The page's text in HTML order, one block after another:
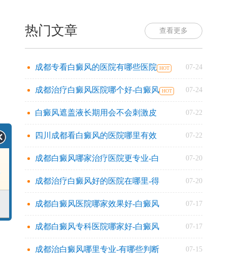
热门文章 查看更多
成都专看白癜风的医院有哪些医院 07-24
成都治疗白癜风医院哪个好-白癜风 07-24
白癜风遮盖液长期用会不会刺激皮 07-22
四川成都看白癜风的医院哪里有效 07-22
成都白癜风哪家治疗医院更专业-白 07-20
成都治疗白癜风好的医院在哪里-得 07-20
成都白癜风医院哪家效果好-白癜风 07-17
成都白癜风专科医院哪家好-白癜风 07-17
成都治白癜风哪里专业-有哪些判断 07-15